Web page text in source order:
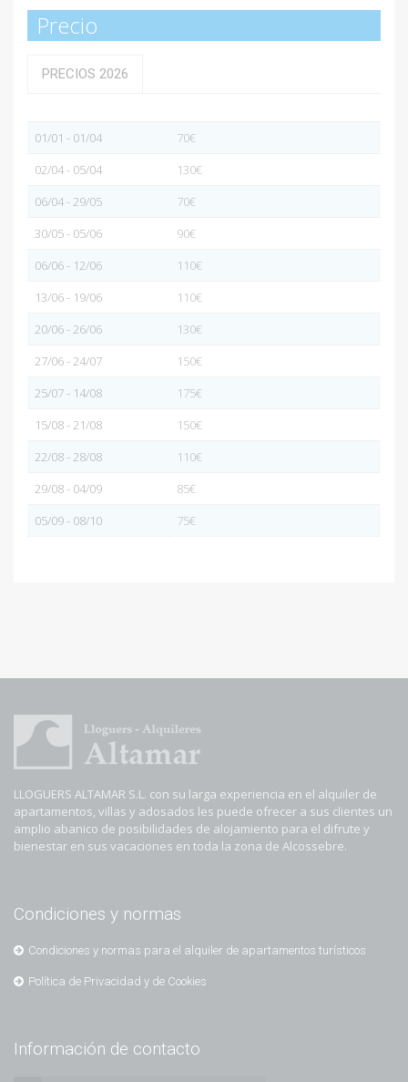
Precio
PRECIOS 2026
01/01 - 01/04
70€
02/04 - 05/04
130€
06/04 - 29/05
70€
30/05 - 05/06
90€
06/06 - 12/06
110€
13/06 - 19/06
110€
20/06 - 26/06
130€
27/06 - 24/07
150€
25/07 - 14/08
175€
15/08 - 21/08
150€
22/08 - 28/08
110€
29/08 - 04/09
85€
05/09 - 08/10
75€
LLOGUERS ALTAMAR S.L. con su larga experiencia en el alquiler de
apartamentos, villas y adosados les puede ofrecer a sus clientes un
amplio abanico de posibilidades de alojamiento para el difrute y
bienestar en sus vacaciones en toda la zona de Alcossebre.
Condiciones y normas
Condiciones y normas para el alquiler de apartamentos turísticos
Política de Privacidad y de Cookies
Información de contacto